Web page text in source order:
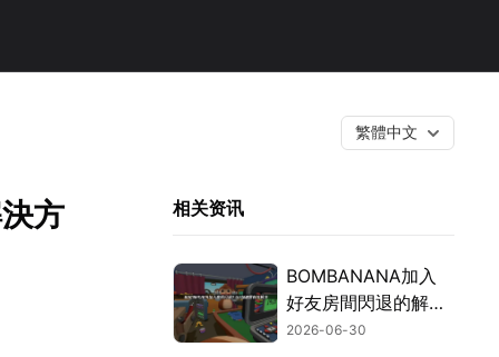
繁體中文
方 相关资讯
BOMBANANA加入
好友房間閃退的解決
方法：使用UU加速
2026-06-30